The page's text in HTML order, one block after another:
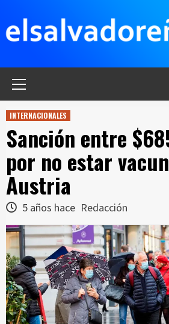
contenido
INTERNACIONALES
Sanción entre
por no estar
Austria
5 años hace Redacción